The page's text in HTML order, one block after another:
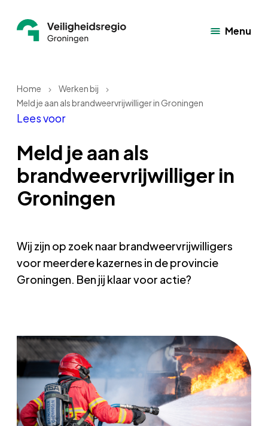
Menu
Home
Werken bij
Meld je aan als brandweervrijwilliger in Groningen
Lees voor
Meld je aan als
brandweervrijwilliger in
Groningen
Wij zijn op zoek naar brandweervrijwilligers
voor meerdere kazernes in de provincie
Groningen. Ben jij klaar voor actie?